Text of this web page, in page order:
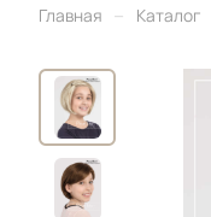
Главная – Каталог